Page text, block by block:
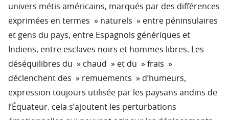
univers métis américains, marqués par des différences
exprimées en termes » naturels » entre péninsulaires
et gens du pays, entre Espagnols génériques et
Indiens, entre esclaves noirs et hommes libres. Les
déséquilibres du » chaud » et du » frais »
déclenchent des » remuements » d’humeurs,
expression toujours utilisée par les paysans andins de
l’Équateur. cela s’ajoutent les perturbations